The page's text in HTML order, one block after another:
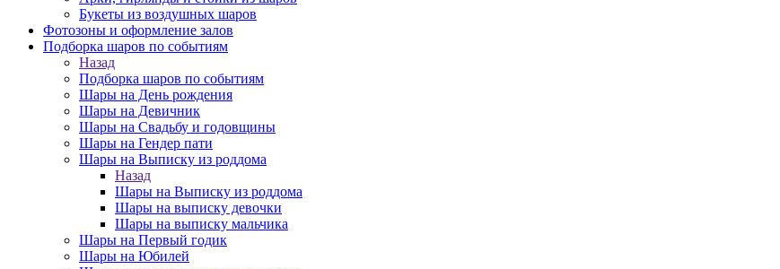
Букеты из воздушных шаров
Фотозоны и оформление залов
Подборка шаров по событиям
Назад
Подборка шаров по событиям
Шары на День рождения
Шары на Девичник
Шары на Свадьбу и годовщины
Шары на Гендер пати
Шары на Выписку из роддома
Назад
Шары на Выписку из роддома
Шары на выписку девочки
Шары на выписку мальчика
Шары на Первый годик
Шары на Юбилей